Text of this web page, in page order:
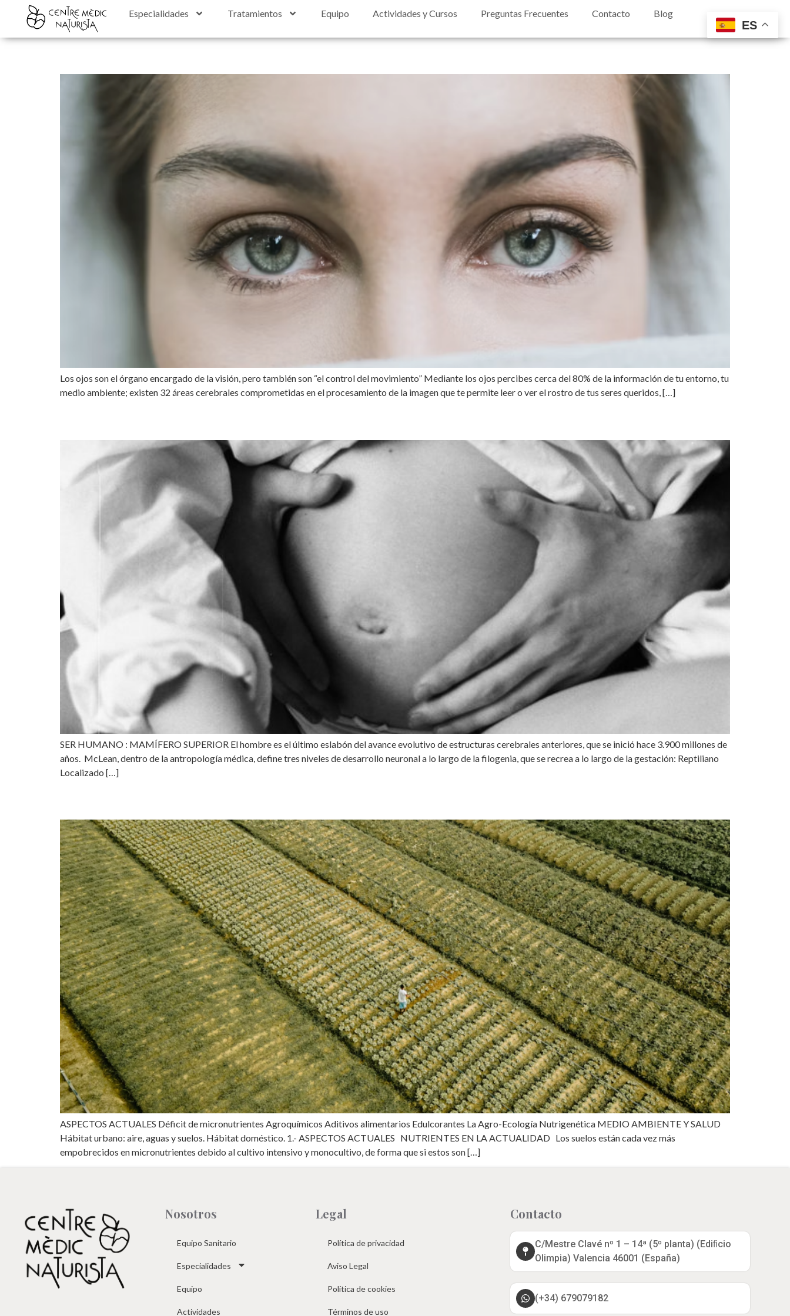
contenido
Especialidades Tratamientos Equipo Actividades y Cursos Preguntas Frecuentes Contacto Blog
Los ojos son el órgano encargado de la visión, pero también son “el control del movimiento” Mediante los ojos percibes cerca del 80% de la información de tu entorno, tu
medio ambiente; existen 32 áreas cerebrales comprometidas en el procesamiento de la imagen que te permite leer o ver el rostro de tus seres queridos, […]
SER HUMANO : MAMÍFERO SUPERIOR El hombre es el último eslabón del avance evolutivo de estructuras cerebrales anteriores, que se inició hace 3.900 millones de
años. McLean, dentro de la antropología médica, define tres niveles de desarrollo neuronal a lo largo de la filogenia, que se recrea a lo largo de la gestación: Reptiliano
Localizado […]
ASPECTOS ACTUALES Déficit de micronutrientes Agroquímicos Aditivos alimentarios Edulcorantes La Agro-Ecología Nutrigenética MEDIO AMBIENTE Y SALUD
Hábitat urbano: aire, aguas y suelos. Hábitat doméstico. 1.- ASPECTOS ACTUALES NUTRIENTES EN LA ACTUALIDAD Los suelos están cada vez más
empobrecidos en micronutrientes debido al cultivo intensivo y monocultivo, de forma que si estos son […]
Nosotros
Equipo Sanitario
Especialidades
Equipo
Actividades
Legal
Política de privacidad
Aviso Legal
Política de cookies
Términos de uso
Contacto
C/Mestre Clavé nº 1 – 14ª (5º planta) (Ediﬁcio
Olimpia) Valencia 46001 (España)
(+34) 679079182
ES